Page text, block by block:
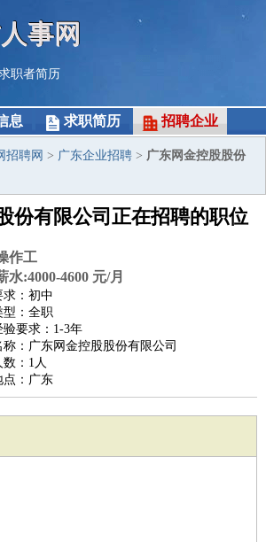
事网
职者简历
息 求职简历 招聘企业
招聘网 > 广东企业招聘 > 广东网金控股股份
份有限公司正在招聘的职位
作工
水:4000-4600 元/月
求：初中
型：全职
验要求：1-3年
称：广东网金控股股份有限公司
：1人
点：广东